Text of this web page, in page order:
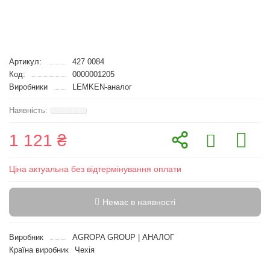
Артикул:
427 0084
Код:
0000001205
Виробники
LEMKEN-аналог
1 121 ₴
Ціна актуальна без відтермінування оплати
Немає в наявності
Виробник
AGROPA GROUP | АНАЛОГ
Країна виробник
Чехія